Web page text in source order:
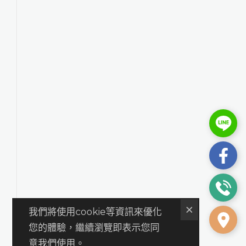
我們將使用cookie等資訊來優化
您的體驗，繼續瀏覽即表示您同
意我們使用。